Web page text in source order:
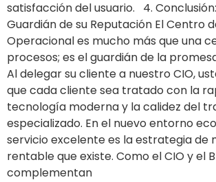
satisfacción del usuario. 4.
Guardián de su Reputación El Centro
Operacional es mucho más que una
procesos; es el guardián de la
Al delegar su cliente a nuestro CIO,
que cada cliente sea tratado con la
tecnología moderna y la calidez del
especializado. En el nuevo entorno
servicio excelente es la estrategia de
rentable que existe. Como el CIO y el
complementan